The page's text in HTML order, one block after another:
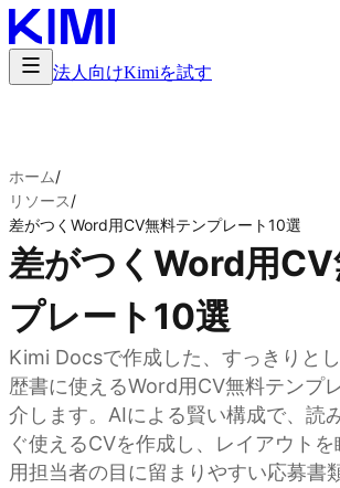
法人向けKimiを試す
ホーム/
リソース/
差がつくWord用CV無料テンプレート10選
差がつくWord用
プレート10選
Kimi Docsで作成した、すっきりと
歴書に使えるWord用CV無料テンプ
介します。AIによる賢い構成で、読
ぐ使えるCVを作成し、レイアウト
用担当者の目に留まりやすい応募書